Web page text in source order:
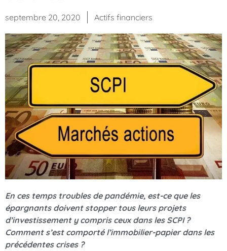
septembre 20, 2020 Actifs financiers
En ces temps troubles de pandémie, est-ce que les
épargnants doivent stopper tous leurs projets
d’investissement y compris ceux dans les SCPI ?
Comment s’est comporté l’immobilier-papier dans les
précédentes crises ?